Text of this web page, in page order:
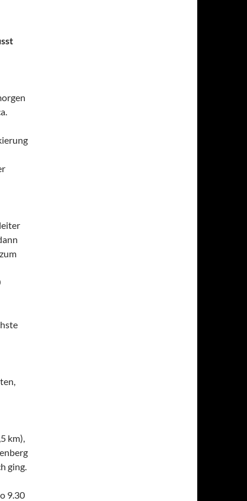
km),
ging.
9.30